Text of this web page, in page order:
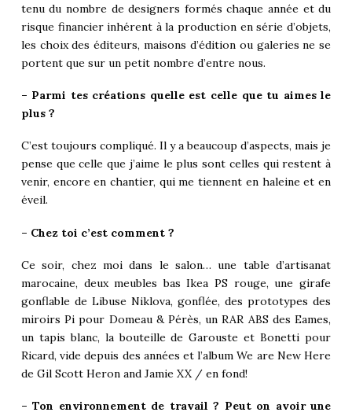
tenu du nombre de designers formés chaque année et du
risque financier inhérent à la production en série d’objets,
les choix des éditeurs, maisons d’édition ou galeries ne se
portent que sur un petit nombre d’entre nous.
– Parmi tes créations quelle est celle que tu aimes le
plus ?
C’est toujours compliqué. Il y a beaucoup d’aspects, mais je
pense que celle que j’aime le plus sont celles qui restent à
venir, encore en chantier, qui me tiennent en haleine et en
éveil.
– Chez toi c’est comment ?
Ce soir, chez moi dans le salon… une table d’artisanat
marocaine, deux meubles bas Ikea PS rouge, une girafe
gonflable de Libuse Niklova, gonflée, des prototypes des
miroirs Pi pour Domeau & Pérès, un RAR ABS des Eames,
un tapis blanc, la bouteille de Garouste et Bonetti pour
Ricard, vide depuis des années et l’album We are New Here
de Gil Scott Heron and Jamie XX / en fond!
– Ton environnement de travail ? Peut on avoir une